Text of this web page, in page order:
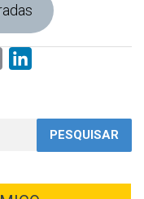
e
I
PESQUISAR